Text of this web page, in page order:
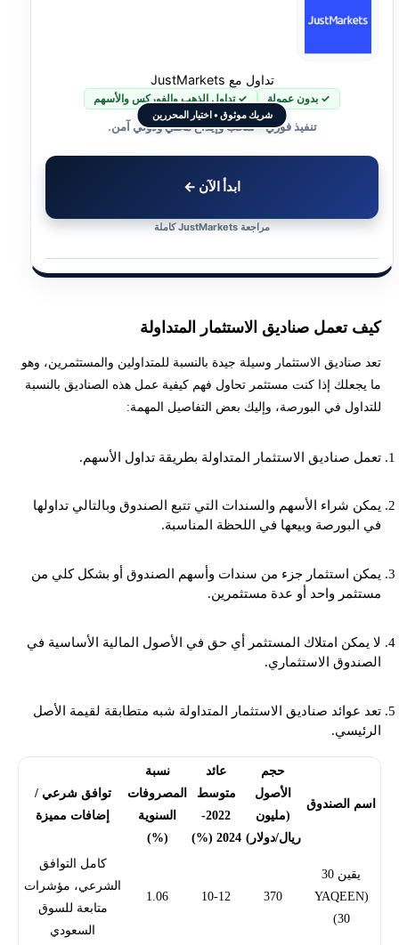
شريك موثوق • اختيار المحررين
تداول مع JustMarkets
✓ بدون عمولة ✓ تداول الذهب والفوركس والأسهم
تنفيذ فوري • سحب وإيداع محلي ودولي آمن.
ابدأ الآن ←
مراجعة JustMarkets كاملة
كيف تعمل صناديق الاستثمار المتداولة
تعد صناديق الاستثمار وسيلة جيدة بالنسبة للمتداولين والمستثمرين، وهو
ما يجعلك إذا كنت مستثمر تحاول فهم كيفية عمل هذه الصناديق بالنسبة
للتداول في البورصة، وإليك بعض التفاصيل المهمة:
تعمل صناديق الاستثمار المتداولة بطريقة تداول الأسهم.
يمكن شراء الأسهم والسندات التي تتبع الصندوق وبالتالي تداولها
في البورصة وبيعها في اللحظة المناسبة.
يمكن استثمار جزء من سندات وأسهم الصندوق أو بشكل كلي من
مستثمر واحد أو عدة مستثمرين.
لا يمكن امتلاك المستثمر أي حق في الأصول المالية الأساسية في
الصندوق الاستثماري.
تعد عوائد صناديق الاستثمار المتداولة شبه متطابقة لقيمة الأصل
الرئيسي.
اسم الصندوق
حجم
الأصول
(مليون
ريال/دولار)
عائد
متوسط
2022-
2024 (%)
نسبة
المصروفات
السنوية
(%)
توافق شرعي /
إضافات مميزة
يقين 30
(YAQEEN
30)
370
10-12
1.06
كامل التوافق
الشرعي، مؤشرات
متابعة للسوق
السعودي